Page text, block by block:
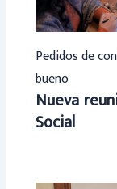
Pedidos de
bueno
Nueva
Social